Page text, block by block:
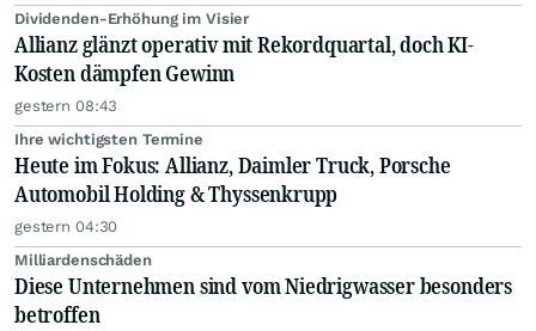
Dividenden-Erhöhung im Visier
Allianz glänzt operativ mit Rekordquartal, doch KI-
Kosten dämpfen Gewinn
gestern 08:43
Ihre wichtigsten Termine
Heute im Fokus: Allianz, Daimler Truck, Porsche
Automobil Holding & Thyssenkrupp
gestern 04:30
Milliardenschäden
Diese Unternehmen sind vom Niedrigwasser besonders
betroffen